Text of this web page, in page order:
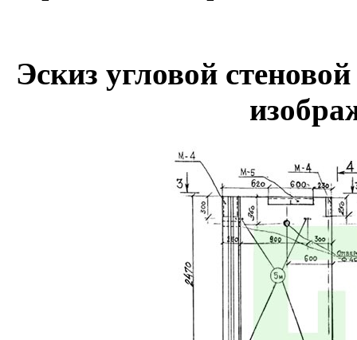
Эскиз угловой